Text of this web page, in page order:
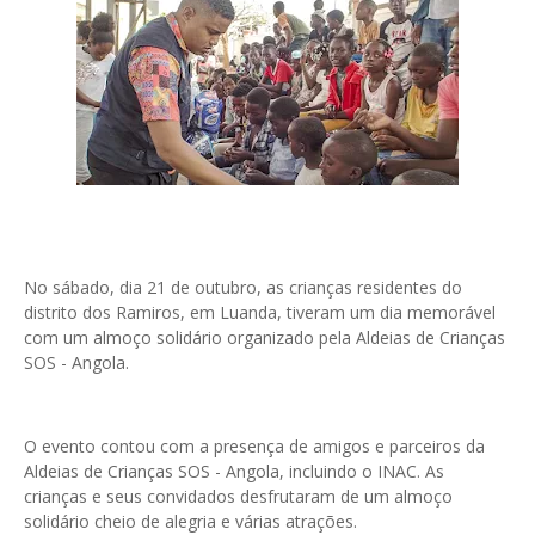
No sábado, dia 21 de outubro, as crianças residentes do
distrito dos Ramiros, em Luanda, tiveram um dia memorável
com um almoço solidário organizado pela Aldeias de Crianças
SOS - Angola.
O evento contou com a presença de amigos e parceiros da
Aldeias de Crianças SOS - Angola, incluindo o INAC. As
crianças e seus convidados desfrutaram de um almoço
solidário cheio de alegria e várias atrações.